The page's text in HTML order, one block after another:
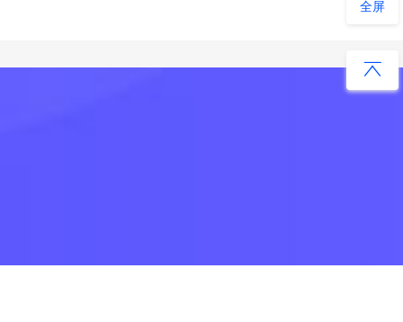
全屏